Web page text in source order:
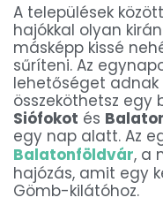
A települések
hajókkal olyan
másképp kissé
sűríteni. Az
lehetőséget
összeköthetsz egy
Siófokot és
egy nap alatt. Az
Balatonföldvár, a
hajózás, amit egy
Gömb-kilátóhoz.